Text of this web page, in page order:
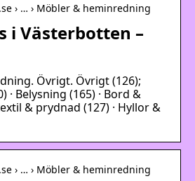
› … › Möbler & heminredning
i Västerbotten –
Övrigt. Övrigt (126);
· Belysning (165) · Bord &
& prydnad (127) · Hyllor &
› … › Möbler & heminredning